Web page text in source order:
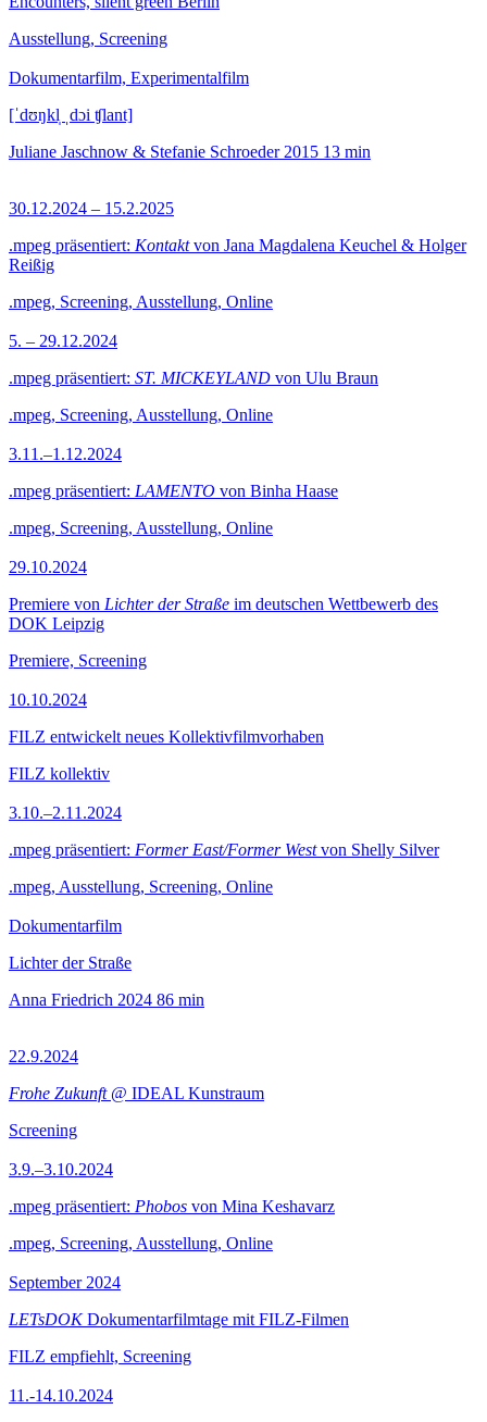
Ausstellung, Screening
Dokumentarfilm, Experimentalfilm
[ˈdʊŋkl̩ ˌdɔi ʧlant]
Juliane Jaschnow & Stefanie Schroeder 2015 13 min
30.12.2024 – 15.2.2025
.mpeg präsentiert: Kontaktvon Jana Magdalena Keuchel & Holger
Reißig
.mpeg, Screening, Ausstellung, Online
5. – 29.12.2024
.mpeg präsentiert: ST. MICKEYLAND von Ulu Braun
.mpeg, Screening, Ausstellung, Online
3.11.–1.12.2024
.mpeg präsentiert: LAMENTO von Binha Haase
.mpeg, Screening, Ausstellung, Online
29.10.2024
Premiere von Lichter der Straße im deutschen Wettbewerb des
DOK Leipzig
Premiere, Screening
10.10.2024
FILZ entwickelt neues Kollektivfilmvorhaben
FILZ kollektiv
3.10.–2.11.2024
.mpeg präsentiert: Former East/Former Westvon Shelly Silver
.mpeg, Ausstellung, Screening, Online
Dokumentarfilm
Lichter der Straße
Anna Friedrich 2024 86 min
22.9.2024
Frohe Zukunft@ IDEAL Kunstraum
Screening
3.9.–3.10.2024
.mpeg präsentiert: Phobos von Mina Keshavarz
.mpeg, Screening, Ausstellung, Online
September 2024
LETsDOKDokumentarfilmtage mit FILZ-Filmen
FILZ empfiehlt, Screening
11.-14.10.2024